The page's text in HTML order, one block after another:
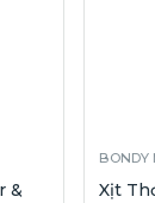
&
BONDY
Xịt